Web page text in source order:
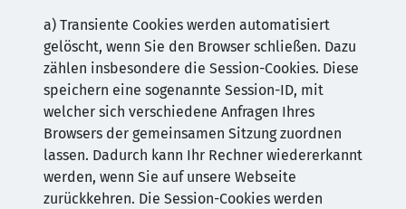
a) Transiente Cookies werden automatisiert
gelöscht, wenn Sie den Browser schließen. Dazu
zählen insbesondere die Session-Cookies. Diese
speichern eine sogenannte Session-ID, mit
welcher sich verschiedene Anfragen Ihres
Browsers der gemeinsamen Sitzung zuordnen
lassen. Dadurch kann Ihr Rechner wiedererkannt
werden, wenn Sie auf unsere Webseite
zurückkehren. Die Session-Cookies werden